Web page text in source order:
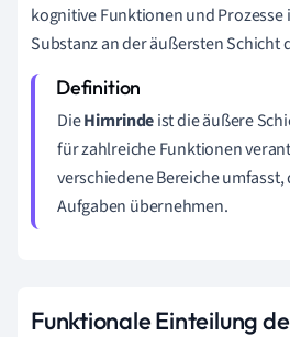
kognitive Funktionen und Prozesse
Substanz an der äußersten Schicht
DieHirnrindeist die äußere
für zahlreiche Funktionen
verschiedene Bereiche
Aufgaben übernehmen.
Funktionale Einteilung